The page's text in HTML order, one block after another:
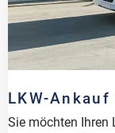
LKW-
Sie möchten Ihren